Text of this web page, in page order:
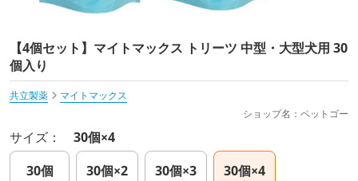
【4個セット】マイトマックス トリーツ 中型・大型犬用 30
個入り
共立製薬
マイトマックス
ショップ名：ペットゴー
サイズ： 30個×4
30個
30個×2
30個×3
30個×4